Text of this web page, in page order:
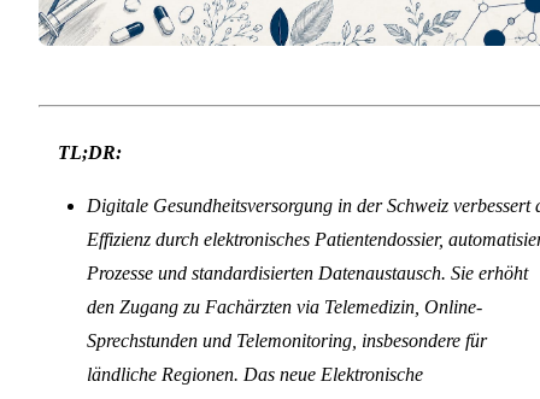
TL;DR:
Digitale Gesundheitsversorgung in der Schweiz verbessert
Effizienz durch elektronisches Patientendossier,
Prozesse und standardisierten Datenaustausch. Sie erhöht
den Zugang zu Fachärzten via Telemedizin, Online-
Sprechstunden und Telemonitoring, insbesondere für
ländliche Regionen. Das neue Elektronische